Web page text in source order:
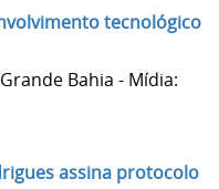
tecnológico
Bahia - Mídia:
assina protocolo